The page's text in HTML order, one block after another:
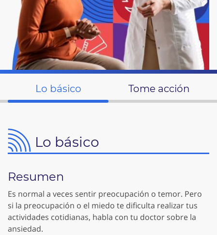
Lo básico Tome acción
Lo básico
Resumen
Es normal a veces sentir preocupación o temor. Pero
si la preocupación o el miedo te dificulta realizar tus
actividades cotidianas, habla con tu doctor sobre la
ansiedad.